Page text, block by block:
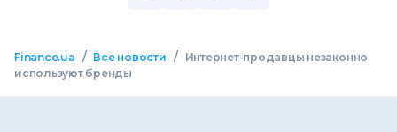
Finance.ua / Все новости /
Интернет-продавцы незаконно
используют бренды